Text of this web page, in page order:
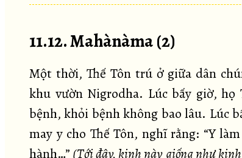
11.12. Mahànàma (2)
Một thời, Thế Tôn trú ở giữa dân
khu vườn Nigrodha. Lúc bấy giờ, họ
bệnh, khỏi bệnh không bao lâu. Lúc
may y cho Thế Tôn, nghĩ rằng: “Y
hành…” (Tới đây, kinh này giống như kinh